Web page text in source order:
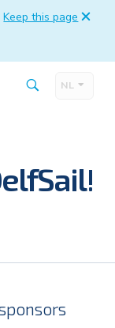
Keep this page
NL